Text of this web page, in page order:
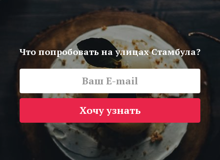
Что попробовать на улицах Стамбула?
Хочу узнать